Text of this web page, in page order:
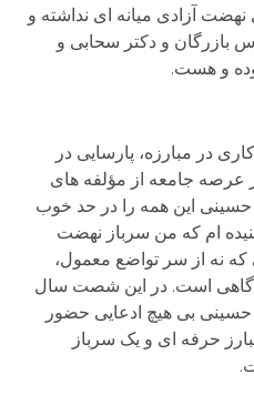
آزادی میانه ای نداشته و
بازرگان و دکتر سحابی و
و هست.
در مبارزه، پارسایی در
عرصه جامعه از مؤلفه های
این همه را در حد خوب
ام که من سرباز نهضت
نه از سر تواضع معمول،
آگاهی است. در این شصت سال
بی هیچ ادعایی حضور
حرفه ای و یک سرباز